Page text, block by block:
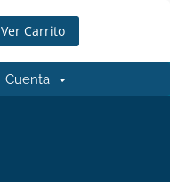
Ver Carrito
Cuenta